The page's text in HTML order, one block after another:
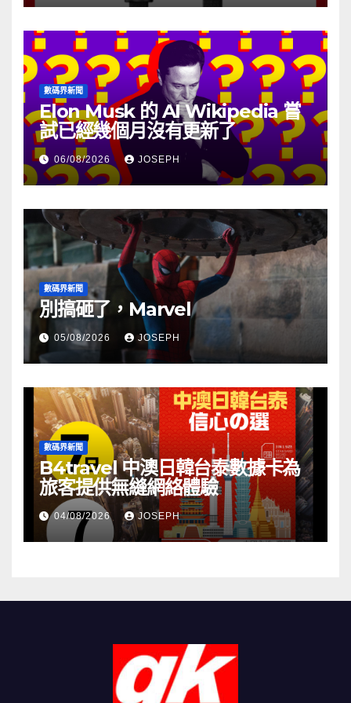
數碼界新聞
Elon Musk 的 AI Wikipedia 嘗
試已經幾個月沒有更新了
06/08/2026 JOSEPH
數碼界新聞
別搞砸了，Marvel
05/08/2026 JOSEPH
數碼界新聞
B4travel 中澳日韓台泰數據卡為
旅客提供無縫網絡體驗
04/08/2026 JOSEPH